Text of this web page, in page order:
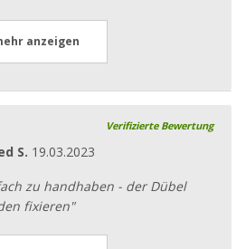
anzeigen
Verifizierte Bewertung
S. 19.03.2023
zu handhaben - der Dübel
fixieren"